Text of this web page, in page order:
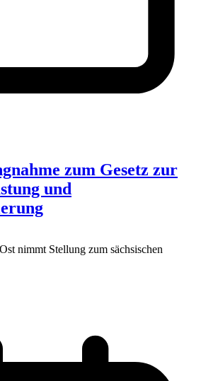
zum Gesetz zur
und
nimmt Stellung zum sächsischen